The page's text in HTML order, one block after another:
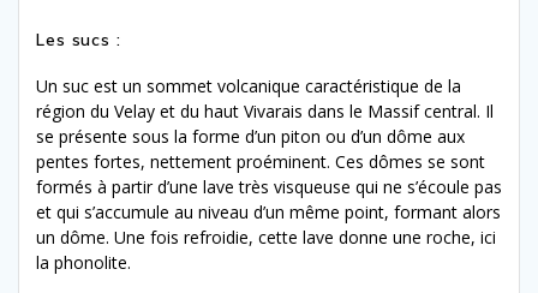
Les sucs :
Un suc est un sommet volcanique caractéristique de la
région du Velay et du haut Vivarais dans le Massif central. Il
se présente sous la forme d’un piton ou d’un dôme aux
pentes fortes, nettement proéminent. Ces dômes se sont
formés à partir d’une lave très visqueuse qui ne s’écoule pas
et qui s’accumule au niveau d’un même point, formant alors
un dôme. Une fois refroidie, cette lave donne une roche, ici
la phonolite.